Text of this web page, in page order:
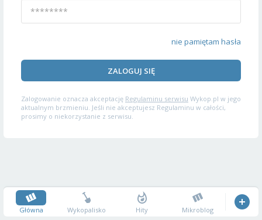
nie pamiętam hasła
ZALOGUJ SIĘ
Zalogowanie oznacza akceptację Regulaminu serwisu Wykop.pl w jego
aktualnym brzmieniu. Jeśli nie akceptujesz Regulaminu w całości,
prosimy o niekorzystanie z serwisu.
Główna Wykopalisko Hity Mikroblog